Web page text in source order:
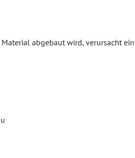
abgebaut wird, verursacht